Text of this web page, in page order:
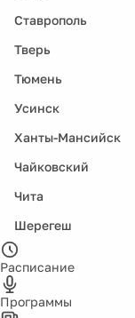
Ставрополь
Тверь
Тюмень
Усинск
Ханты-Мансийск
Чайковский
Чита
Шерегеш
Расписание
Программы